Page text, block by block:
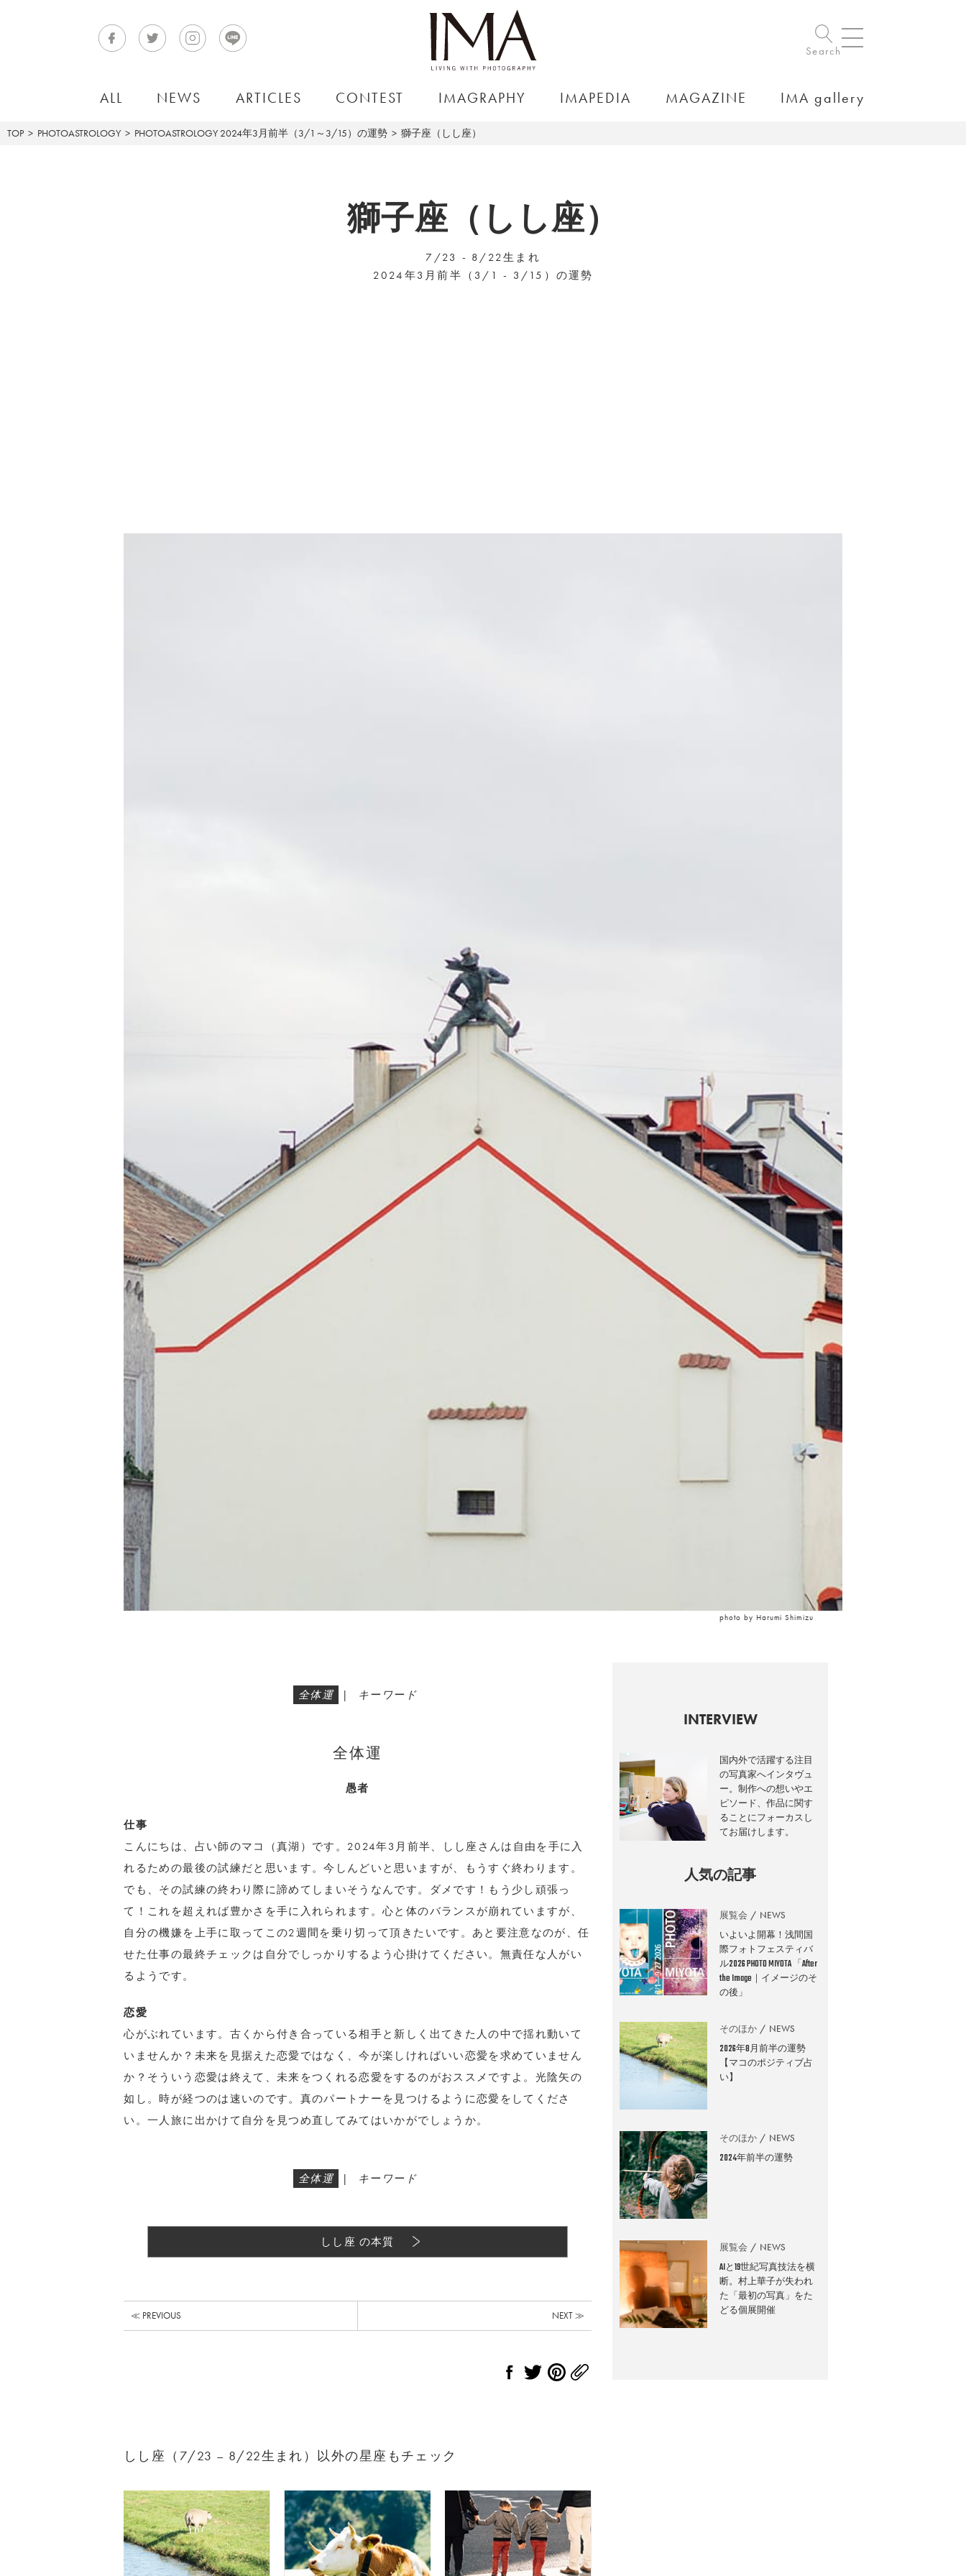
Search
ALL NEWS ARTICLES CONTEST IMAGRAPHY IMAPEDIA MAGAZINE IMA gallery
TOP PHOTOASTROLOGY PHOTOASTROLOGY 2024年3月前半（3/1～3/15）の運勢 獅子座（しし座）
獅子座（しし座）
7/23 - 8/22生まれ
2024年3月前半（3/1 - 3/15）の運勢
photo by Harumi Shimizu
全体運 | キーワード
全体運
愚者
仕事
こんにちは、占い師のマコ（真湖）です。2024年3月前半、しし座さんは自由を手に入
れるための最後の試練だと思います。今しんどいと思いますが、もうすぐ終わります。
でも、その試練の終わり際に諦めてしまいそうなんです。ダメです！もう少し頑張っ
て！これを超えれば豊かさを手に入れられます。心と体のバランスが崩れていますが、
自分の機嫌を上手に取ってこの2週間を乗り切って頂きたいです。あと要注意なのが、任
せた仕事の最終チェックは自分でしっかりするよう心掛けてください。無責任な人がい
るようです。
恋愛
心がぶれています。古くから付き合っている相手と新しく出てきた人の中で揺れ動いて
いませんか？未来を見据えた恋愛ではなく、今が楽しければいい恋愛を求めていません
か？そういう恋愛は終えて、未来をつくれる恋愛をするのがおススメですよ。光陰矢の
如し。時が経つのは速いのです。真のパートナーを見つけるように恋愛をしてくださ
い。一人旅に出かけて自分を見つめ直してみてはいかがでしょうか。
全体運 | キーワード
しし座 の本質
≪ PREVIOUS NEXT ≫
しし座（7/23 – 8/22生まれ）以外の星座もチェック
INTERVIEW
国内外で活躍する注目
の写真家へインタヴュ
ー。制作への想いやエ
ピソード、作品に関す
ることにフォーカスし
てお届けします。
人気の記事
展覧会 NEWS
いよいよ開幕！浅間国
際フォトフェスティバ
ル2026 PHOTO MIYOTA 「After
the Image｜イメージのそ
の後」
そのほか NEWS
2026年8月前半の運勢
【マコのポジティブ占
い】
そのほか NEWS
2024年前半の運勢
展覧会 NEWS
AIと19世紀写真技法を横
断。村上華子が失われ
た「最初の写真」をた
どる個展開催